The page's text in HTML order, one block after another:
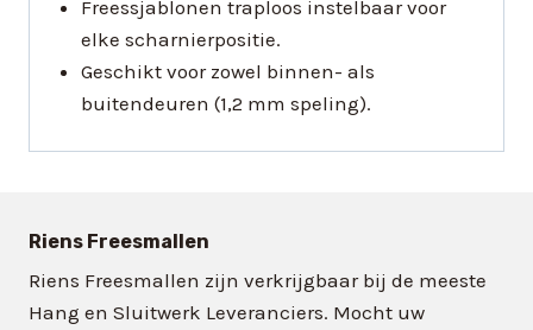
Freessjablonen traploos instelbaar voor
elke scharnierpositie.
Geschikt voor zowel binnen- als
buitendeuren (1,2 mm speling).
Riens Freesmallen
Riens Freesmallen zijn verkrijgbaar bij de meeste
Hang en Sluitwerk Leveranciers. Mocht uw